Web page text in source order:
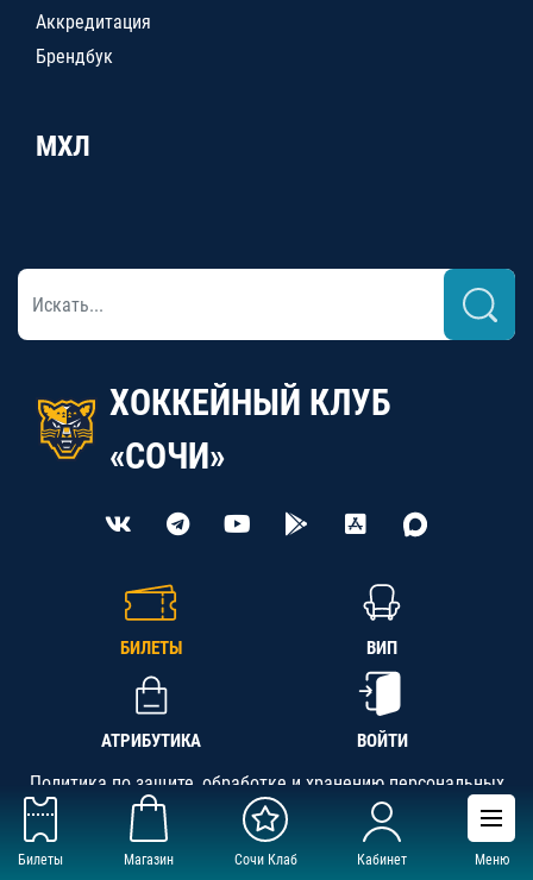
Билеты Магазин Сочи Клаб Кабинет Меню
Аккредитация
Брендбук
МХЛ
ХОККЕЙНЫЙ КЛУБ
«СОЧИ»
БИЛЕТЫ ВИП
АТРИБУТИКА ВОЙТИ
Политика по защите, обработке и хранению персональных
данных
АНО «СК «Кубань-Регион», ОГРН 1142300002349,